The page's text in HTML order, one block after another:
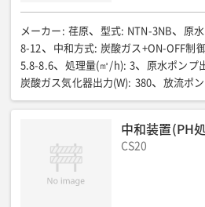
メーカー : 荏原 型式: NTN-3NB 原
8-12
中和方式: 炭酸ガス+ON-OFF制御
5.8-8.6
処理量(㎥/h): 3 原水ポンプ
炭酸ガス気化器出力(W): 380 放流ポ
総電源容量(V/kW): 100/0.6 pH電極:
全高(mm): 743
流入口50/放流口50
中和装置(PH
CS20